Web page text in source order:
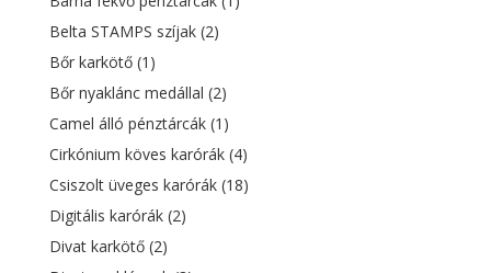
Belta STAMPS szíjak (2)
Bőr karkötő (1)
Bőr nyaklánc medállal (2)
Camel álló pénztárcák (1)
Cirkónium köves karórák (4)
Csiszolt üveges karórák (18)
Digitális karórák (2)
Divat karkötő (2)